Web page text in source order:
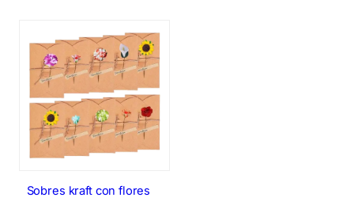
Sobres kraft con flores